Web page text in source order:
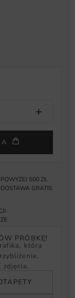
POWYŻEJ 500 ZŁ
DOSTAWA GRATIS
PRÓBKĘ!
która